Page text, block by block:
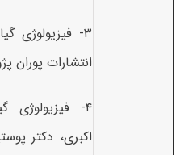
۳- فیزیولوژی
انتشارات پوران
۴- فیزیولوژی
اکبری، دکتر